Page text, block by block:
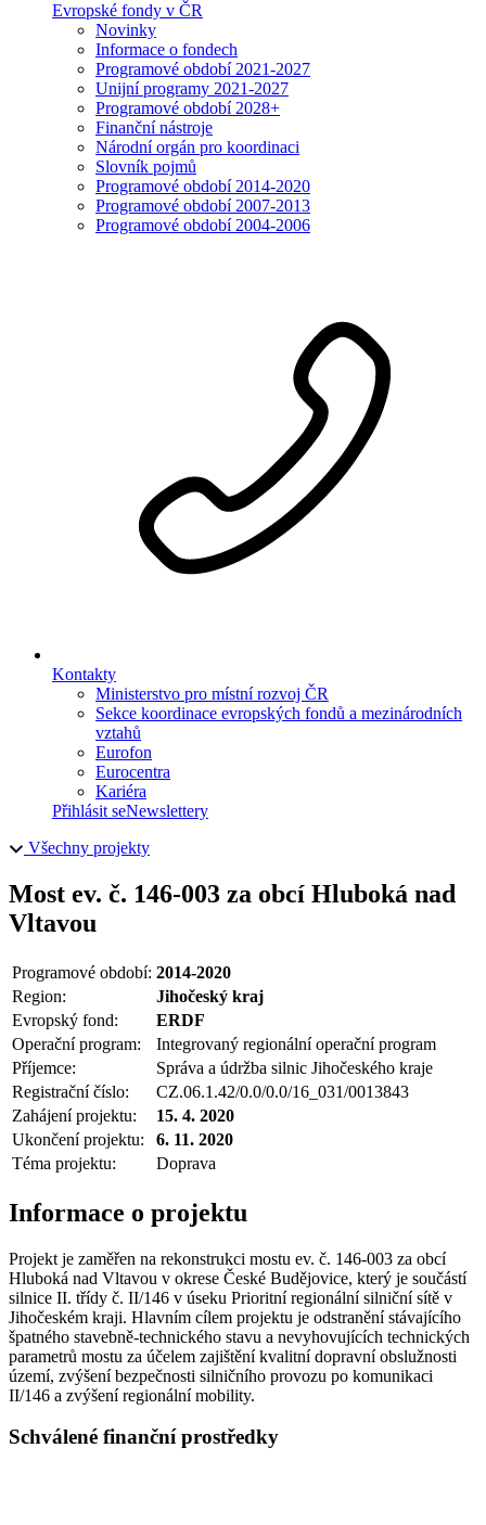
Evropské fondy v ČR
Novinky
Informace o fondech
Programové období 2021-2027
Unijní programy 2021-2027
Programové období 2028+
Finanční nástroje
Národní orgán pro koordinaci
Slovník pojmů
Programové období 2014-2020
Programové období 2007-2013
Programové období 2004-2006
Kontakty
Ministerstvo pro místní rozvoj ČR
Sekce koordinace evropských fondů a mezinárodních
vztahů
Eurofon
Eurocentra
Kariéra
Přihlásit seNewslettery
Všechny projekty
Most ev. č. 146-003 za obcí Hluboká nad
Vltavou
Programové období: 2014-2020
Region:
Jihočeský kraj
Evropský fond:
ERDF
Operační program:
Integrovaný regionální operační program
Příjemce:
Správa a údržba silnic Jihočeského kraje
Registrační číslo:
CZ.06.1.42/0.0/0.0/16_031/0013843
Zahájení projektu:
15. 4. 2020
Ukončení projektu:
6. 11. 2020
Téma projektu:
Doprava
Informace o projektu
Projekt je zaměřen na rekonstrukci mostu ev. č. 146-003 za obcí
Hluboká nad Vltavou v okrese České Budějovice, který je součástí
silnice II. třídy č. II/146 v úseku Prioritní regionální silniční sítě v
Jihočeském kraji. Hlavním cílem projektu je odstranění stávajícího
špatného stavebně-technického stavu a nevyhovujících technických
parametrů mostu za účelem zajištění kvalitní dopravní obslužnosti
území, zvýšení bezpečnosti silničního provozu po komunikaci
II/146 a zvýšení regionální mobility.
Schválené finanční prostředky